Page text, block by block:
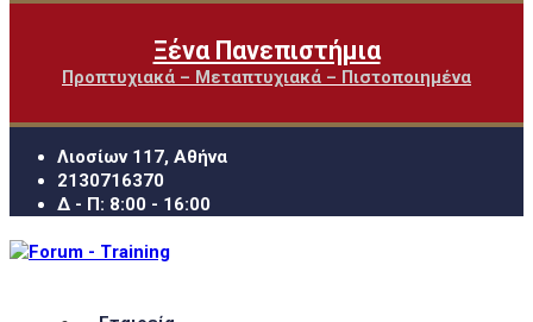
Ξένα Πανεπιστήμια
Προπτυχιακά – Μεταπτυχιακά – Πιστοποιημένα
Λιοσίων 117, Αθήνα
2130716370
Δ - Π: 8:00 - 16:00